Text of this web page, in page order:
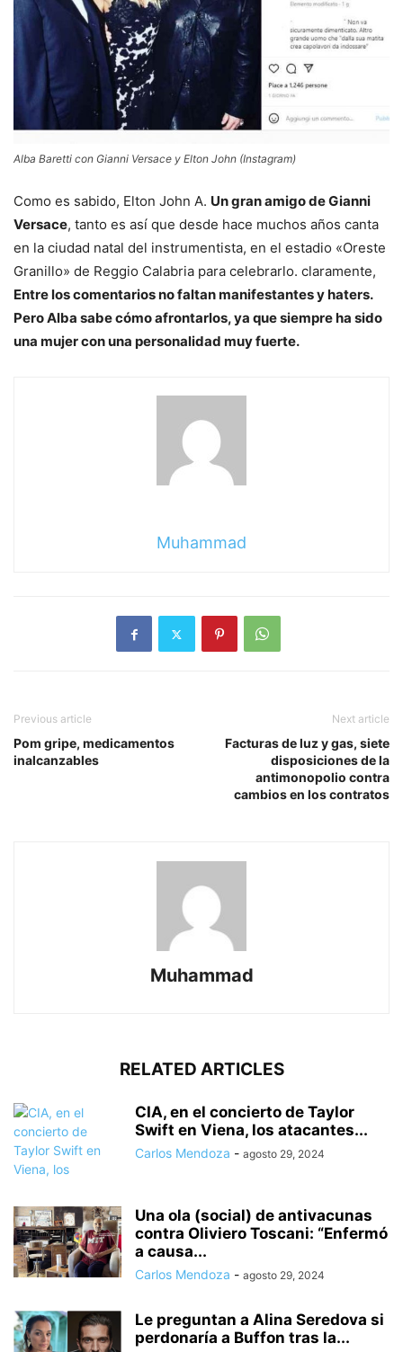
Alba Baretti con Gianni Versace y Elton John (Instagram)
Como es sabido, Elton John A. Un gran amigo de Gianni
Versace, tanto es así que desde hace muchos años canta
en la ciudad natal del instrumentista, en el estadio «Oreste
Granillo» de Reggio Calabria para celebrarlo. claramente,
Entre los comentarios no faltan manifestantes y haters.
Pero Alba sabe cómo afrontarlos, ya que siempre ha sido
una mujer con una personalidad muy fuerte.
Muhammad
Previous article
Pom gripe, medicamentos
inalcanzables
Next article
Facturas de luz y gas, siete
disposiciones de la
antimonopolio contra
cambios en los contratos
Muhammad
RELATED ARTICLES
CIA, en el concierto de Taylor
Swift en Viena, los atacantes...
Carlos Mendoza - agosto 29, 2024
Una ola (social) de antivacunas
contra Oliviero Toscani: “Enfermó
a causa...
Carlos Mendoza - agosto 29, 2024
Le preguntan a Alina Seredova si
perdonaría a Buffon tras la...